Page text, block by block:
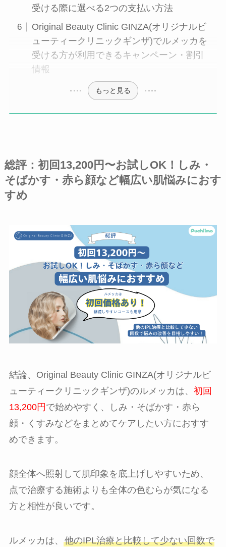
受ける際に選べる2つの支払い方法
Original Beauty Clinic GINZA(オリジナルビ
ューティークリニックギンザ)でルメッカを
受ける方が利用できるキャンペーン・割引
情報
もっと見る
総評：初回13,200円〜お試しOK！しみ・
そばかす・赤ら顔など幅広い肌悩みにおす
すめ
結論、Original Beauty Clinic GINZA(オリジナルビ
ューティークリニックギンザ)のルメッカは、 初回
13,200円で始めやすく、しみ・そばかす・赤ら
顔・くすみなどをまとめてケアしたい方におすす
めできます。
顔全体へ照射して肌印象を底上げしやすいため、
点で治療する施術よりも全体の色むらが気になる
方と相性が良いです。
ルメッカは、 他のIPL治療と比較して少ない回数で